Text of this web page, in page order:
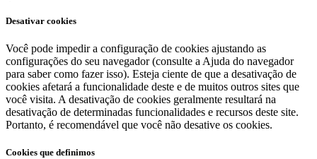
Desativar cookies
Você pode impedir a configuração de cookies ajustando as
configurações do seu navegador (consulte a Ajuda do navegador
para saber como fazer isso). Esteja ciente de que a desativação de
cookies afetará a funcionalidade deste e de muitos outros sites que
você visita. A desativação de cookies geralmente resultará na
desativação de determinadas funcionalidades e recursos deste site.
Portanto, é recomendável que você não desative os cookies.
Cookies que definimos